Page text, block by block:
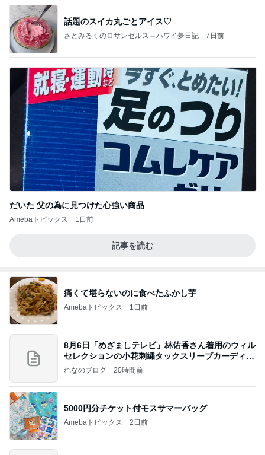
話題のスイカ丸ごとアイス♡
さとみるくのロサンゼルス⇔ハワイ夢日記 7日前
だいた 父の為に見つけた心強い商品
Amebaトピックス 1日前
記事を読む
痛くて堪らないのに食べたふかし芋
Amebaトピックス 1日前
8月6日「めざましテレビ」林佑香さん着用のウィル
セレクションの小花刺繍タックスリーブカーディガ
ン
れなのブログ 20時間前
5000円分チケット付モスサマーバッグ
Amebaトピックス 2日前